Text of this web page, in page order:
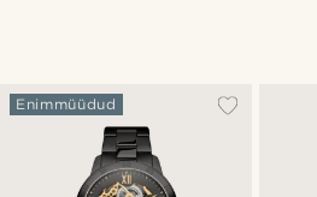
Enimmüüdud